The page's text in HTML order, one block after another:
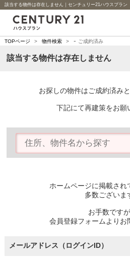
該当する物件は存在しません｜センチュリー21ハウスプラン
TOPページ > 物件検索 > - ご成約済み
該当する物件は存在しません
お探しの物件はご成約済み
下記にて再建策をお願
ホームページに掲載され
多数ございま
お手数ですが
会員登録フォームよりお
メールアドレス（ログインID）